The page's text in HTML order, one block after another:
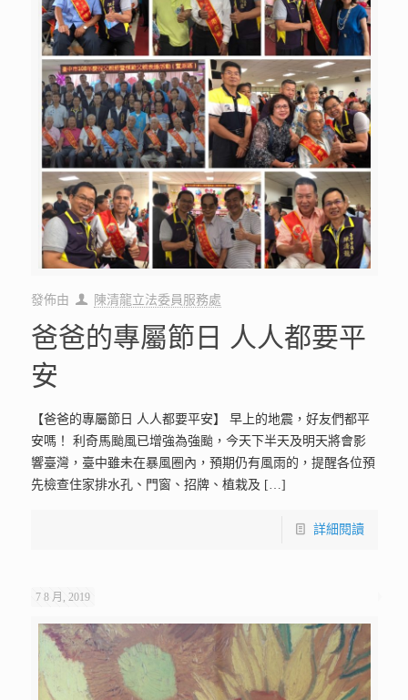
發佈由 陳清龍立法委員服務處
爸爸的專屬節日 人人都要平
安
【爸爸的專屬節日 人人都要平安】 早上的地震，好友們都平
安嗎！ 利奇馬颱風已增強為強颱，今天下半天及明天將會影
響臺灣，臺中雖未在暴風圈內，預期仍有風雨的，提醒各位預
先檢查住家排水孔、門窗、招牌、植栽及 […]
詳細閱讀
7 8 月, 2019